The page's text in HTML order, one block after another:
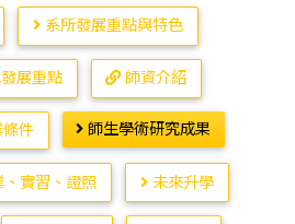
系所發展重點與特色
展重點 師資介紹
件 師生學術研究成果
、實習、證照 未來升學